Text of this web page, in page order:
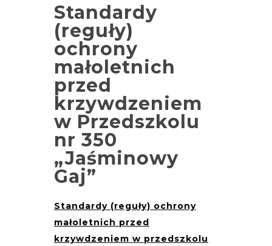
Standardy
(reguły)
ochrony
małoletnich
przed
krzywdzeniem
w Przedszkolu
nr 350
„Jaśminowy
Gaj”
Standardy (reguły) ochrony
małoletnich przed
krzywdzeniem w przedszkolu